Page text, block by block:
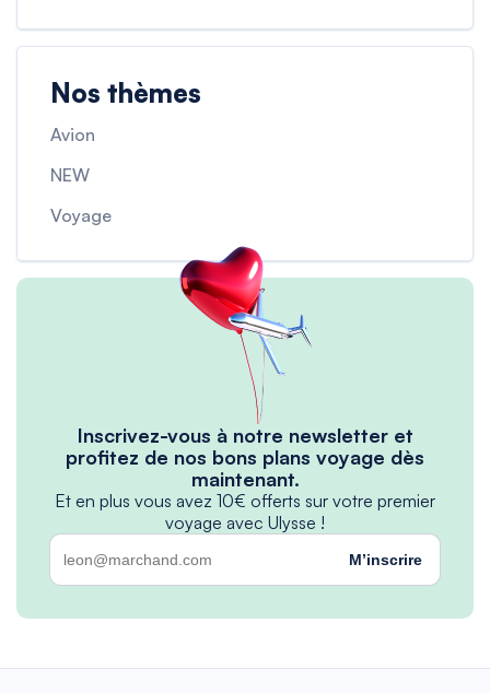
Nos thèmes
Avion
NEW
Voyage
Inscrivez-vous à notre newsletter et
profitez de nos bons plans voyage dès
maintenant.
Et en plus vous avez 10€ offerts sur votre premier
voyage avec Ulysse !
M’inscrire